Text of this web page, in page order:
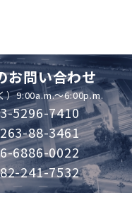
お問い合わせ
）9:00a.m.～6:00p.m.
5296-7410
88-3461
6886-0022
241-7532